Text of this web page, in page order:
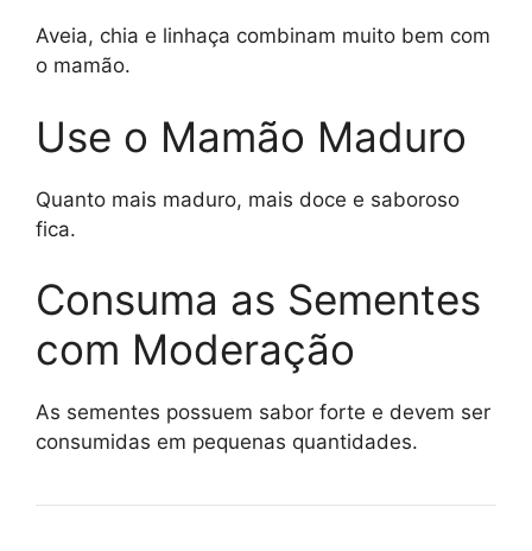
Aveia, chia e linhaça combinam muito bem com
o mamão.
Use o Mamão Maduro
Quanto mais maduro, mais doce e saboroso
fica.
Consuma as Sementes
com Moderação
As sementes possuem sabor forte e devem ser
consumidas em pequenas quantidades.